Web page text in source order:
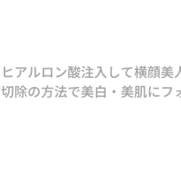
ヒアルロン酸注入して横顔美
除の方法で美白・美肌にフ